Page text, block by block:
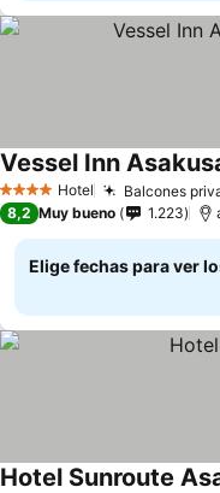
4 EstrellasHotel Balcones
Vessel Inn
8,2 Muy bueno 1.223
Elige fechas para ver
Hotel Sunroute